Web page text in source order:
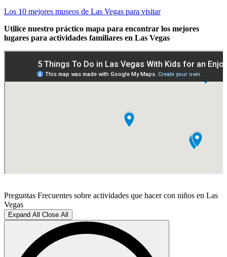
Los 10 mejores museos de Las Vegas para visitar
Utilice nuestro práctico mapa para encontrar los mejores
lugares para actividades familiares en Las Vegas
Preguntas Frecuentes sobre actividades que hacer con niños en Las
Vegas
Expand All Close All